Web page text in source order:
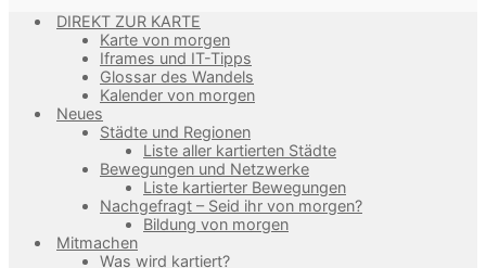
DIREKT ZUR KARTE
Karte von morgen
Iframes und IT-Tipps
Glossar des Wandels
Kalender von morgen
Neues
Städte und Regionen
Liste aller kartierten Städte
Bewegungen und Netzwerke
Liste kartierter Bewegungen
Nachgefragt – Seid ihr von morgen?
Bildung von morgen
Mitmachen
Was wird kartiert?